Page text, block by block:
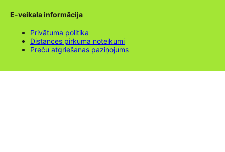
E-veikala informācija
Privātuma politika
Distances pirkuma noteikumi
Preču atgriešanas paziņojums